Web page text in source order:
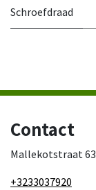
Schroefdraad
Contact
Mallekotstraat
+3233037920